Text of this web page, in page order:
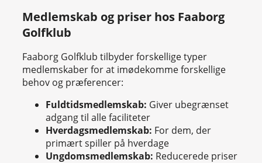
Medlemskab og priser hos Faaborg
Golfklub
Faaborg Golfklub tilbyder forskellige typer
medlemskaber for at imødekomme forskellige
behov og præferencer:
Fuldtidsmedlemskab: Giver ubegrænset
adgang til alle faciliteter
Hverdagsmedlemskab: For dem, der
primært spiller på hverdage
Ungdomsmedlemskab: Reducerede priser